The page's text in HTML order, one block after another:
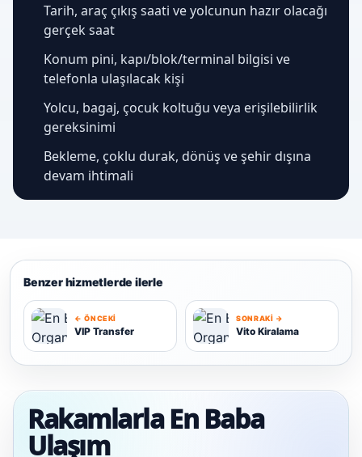
Tarih, araç çıkış saati ve yolcunun hazır olacağı
gerçek saat
Konum pini, kapı/blok/terminal bilgisi ve
telefonla ulaşılacak kişi
Yolcu, bagaj, çocuk koltuğu veya erişilebilirlik
gereksinimi
Bekleme, çoklu durak, dönüş ve şehir dışına
devam ihtimali
Benzer hizmetlerde ilerle
← ÖNCEKI
VIP Transfer
SONRAKI →
Vito Kiralama
Rakamlarla En Baba
Ulaşım